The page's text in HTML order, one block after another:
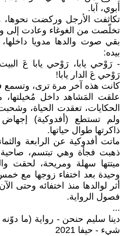
أبوي، آبا.
تكاثفت الأرجل وركضت
تخلّصت من الغوغاء وعادت إلى
بقي صوت والدها مدويا
بيده:
- رَوْحي يابا، رَوْحي يابا عَ
رَوْحي عَ الدار يابا!
كانت هذه آخر مرة ترى، وتسمع
علقت المَشاهد داخل
الحكايات، تعقدت الحياة،
ولم تستطع (أفدوكية)
ذاكرتها طوال حياتها.
ماتت أفدوكية عن الرابعة
ذهبت فجأة وهي تبتسم، صاحية
ميتتها سهلة ومريحة، لحقت
وحيدة بعد اختفاء زوجها مع
أثر لوالدها منذ اختفائه وحتى
فصول الرواية.
...
دينا سليم حنحن - رواية (ما
شيء - حيفا 2021